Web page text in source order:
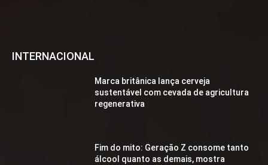
INTERNACIONAL
Marca britânica lança cerveja
sustentável com cevada de agricultura
regenerativa
Fim do mito: Geração Z consome tanto
álcool quanto as demais, mostra